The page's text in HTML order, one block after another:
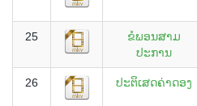
25
ຂໍພອນສາມ
ປະການ
26 ປະຕິເສດຄ່າດອງ